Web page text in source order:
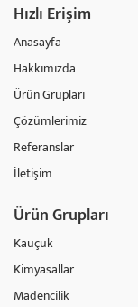
Hızlı Erişim
Anasayfa
Hakkımızda
Ürün Grupları
Çözümlerimiz
Referanslar
İletişim
Ürün Grupları
Kauçuk
Kimyasallar
Madencilik